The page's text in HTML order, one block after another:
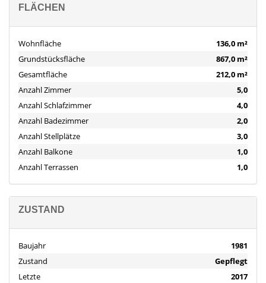
sondern auch viele weitere nützliche Informationen für
Kaufinteressenten und Eigentümer.
FLÄCHEN
Wohnfläche
136,0 m²
Grundstücksfläche
867,0 m²
Gesamtfläche
212,0 m²
Anzahl Zimmer
5,0
Anzahl Schlafzimmer
4,0
Anzahl Badezimmer
2,0
Anzahl Stellplätze
3,0
Anzahl Balkone
1,0
Anzahl Terrassen
1,0
ZUSTAND
Baujahr
1981
Zustand
Gepflegt
Letzte
2017